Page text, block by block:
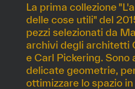
La prima collezione
delle cose utili" del
pezzi selezionati da
archivi degli architetti
e Carl Pickering. Sono
delicate geometrie,
ottimizzare lo spazio